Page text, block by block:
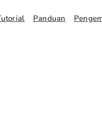
Panduan